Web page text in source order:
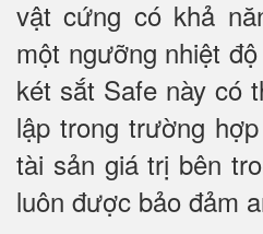
vật cứng có khả
một ngưỡng nhiệt
két sắt Safe này có
lập trong trường
tài sản giá trị bên
luôn được bảo đảm